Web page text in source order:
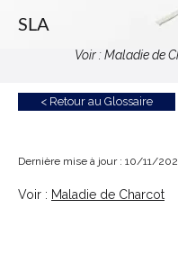
SLA
Voir : Maladie de
< Retour au Glossaire
Dernière mise à jour : 10/11/
Voir : Maladie de Charcot